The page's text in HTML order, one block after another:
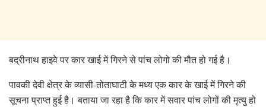
बद्रीनाथ हाइवे पर कार खाई में गिरने से पांच लोगो की मौत हो गई है।
पावकी देवी क्षेत्र के व्यासी-तोताघाटी के मध्य एक कार के खाई में गिरने की
सूचना प्राप्त हुई है। बताया जा रहा है कि कार में सवार पांच लोगों की मृत्यु हो